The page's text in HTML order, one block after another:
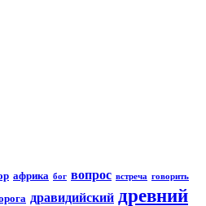
африка бог вопрос встреча говорить
дравидийский древний